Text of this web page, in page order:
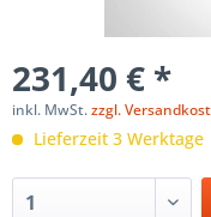
231,40 € *
inkl. MwSt.zzgl.
Lieferzeit 3 Werktage